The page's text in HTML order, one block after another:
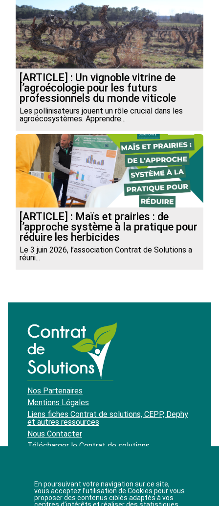
En poursuivant votre navigation sur ce site,
vous acceptez l’utilisation de Cookies pour vous
proposer des contenus ciblés adaptés à vos
[ARTICLE] : Un vignoble vitrine de
l’agroécologie pour les futurs
professionnels du monde viticole
Les pollinisateurs jouent un rôle crucial dans les
agroécosystèmes. Apprendre...
[ARTICLE] : Maïs et prairies : de
l’approche système à la pratique pour
réduire les herbicides
Le 3 juin 2026, l’association Contrat de Solutions a
réuni...
Nos Partenaires
Mentions Légales
Liens fiches Contrat de solutions, CEPP, Dephy
et autres ressources
Nous Contacter
Télécharger le Contrat de solutions
J'accepte de recevoir les newsletters du site.